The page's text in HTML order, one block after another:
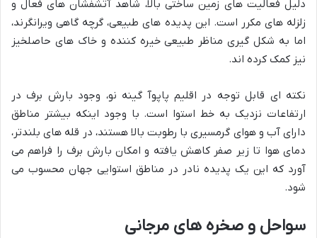
دلیل فعالیت های زمین ساختی بالا، شاهد آتشفشان های فعال و
زلزله های مکرر است. این پدیده های طبیعی، گرچه گاهی ویرانگرند،
اما به شکل گیری مناظر طبیعی خیره کننده و خاک های حاصلخیز
نیز کمک کرده اند.
نکته ای قابل توجه در اقلیم پاپوآ گینه نو، وجود بارش برف در
ارتفاعات نزدیک به خط استوا است. با وجود اینکه بیشتر مناطق
دارای آب و هوای گرمسیری با رطوبت بالا هستند، در قله های بلندتر،
دمای هوا تا زیر صفر کاهش یافته و امکان بارش برف را فراهم می
آورد که این یک پدیده نادر در مناطق استوایی جهان محسوب می
شود.
سواحل و صخره های مرجانی